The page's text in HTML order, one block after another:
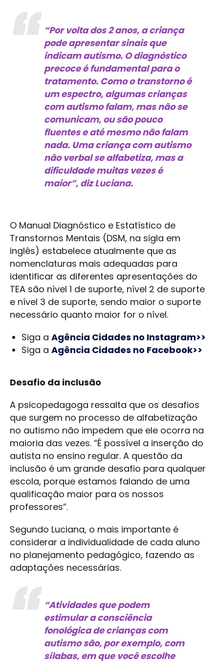
“Por volta dos 2 anos, a criança
pode apresentar sinais que
indicam autismo. O diagnóstico
precoce é fundamental para o
tratamento. Como o transtorno é
um espectro, algumas crianças
com autismo falam, mas não se
comunicam, ou são pouco
fluentes e até mesmo não falam
nada. Uma criança com autismo
não verbal se alfabetiza, mas a
dificuldade muitas vezes é
maior”, diz Luciana.
O Manual Diagnóstico e Estatístico de
Transtornos Mentais (DSM, na sigla em
inglês) estabelece atualmente que as
nomenclaturas mais adequadas para
identificar as diferentes apresentações do
TEA são nível 1 de suporte, nível 2 de suporte
e nível 3 de suporte, sendo maior o suporte
necessário quanto maior for o nível.
Siga a Agência Cidades no Instagram>>
Siga a Agência Cidades no Facebook>>
Desafio da inclusão
A psicopedagoga ressalta que os desafios
que surgem no processo de alfabetização
no autismo não impedem que ele ocorra na
maioria das vezes. “É possível a inserção do
autista no ensino regular. A questão da
inclusão é um grande desafio para qualquer
escola, porque estamos falando de uma
qualificação maior para os nossos
professores”.
Segundo Luciana, o mais importante é
considerar a individualidade de cada aluno
no planejamento pedagógico, fazendo as
adaptações necessárias.
“Atividades que podem
estimular a consciência
fonológica de crianças com
autismo são, por exemplo, com
sílabas, em que você escolhe